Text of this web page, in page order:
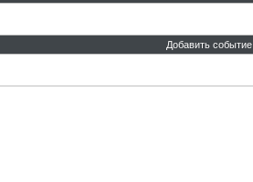
Добавить событие